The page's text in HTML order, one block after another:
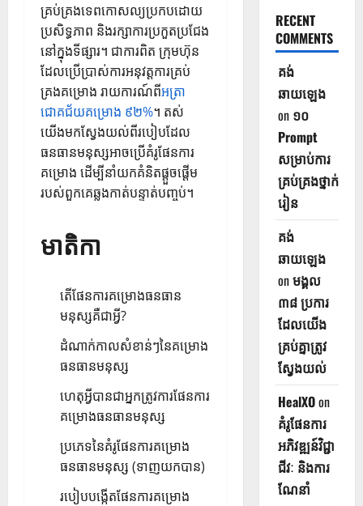
គ្រប់គ្រងទេពកោសល្យប្រកបដោយ
ប្រសិទ្ធភាព និងរក្សាការប្រកួតប្រជែង
នៅក្នុងទីផ្សារ។ ជាការពិត ក្រុមហ៊ុន
ដែលប្រើប្រាស់ការអនុវត្តការគ្រប់
គ្រងគម្រោង រាយការណ៍ពីអត្រា
ជោគជ័យគម្រោង ៩២%។ តស់
យើងមកស្វែងយល់ពីរបៀបដែល
ធនធានមនុស្សអាចប្រើគំរូផែនការ
គម្រោង ដើម្បីនាំយកគំនិតផ្តួចផ្តើម
របស់ពួកគេឆ្លងកាត់បន្ទាត់បញ្ចប់។
មាតិកា
តើផែនការគម្រោងធនធាន
មនុស្សគឺជាអ្វី?
ដំណាក់កាលសំខាន់ៗនៃគម្រោង
ធនធានមនុស្ស
ហេតុអ្វីបានជាអ្នកត្រូវការផែនការ
គម្រោងធនធានមនុស្ស
ប្រភេទនៃគំរូផែនការគម្រោង
ធនធានមនុស្ស (ទាញយកបាន)
របៀបបង្កើតផែនការគម្រោង
RECENT
COMMENTS
គង់
ឆាយឡេង
on ១០
Prompt
សម្រាប់ការ
គ្រប់គ្រងថ្នាក់
រៀន
គង់
ឆាយឡេង
onមង្គល
៣៨ ប្រការ
ដែលយើង
គ្រប់គ្នាត្រូវ
ស្វែងយល់
HealXOon
គំរូផែនការ
អភិវឌ្ឍន៍វិជ្ជា
ជីវៈ និងការ
ណែនាំ